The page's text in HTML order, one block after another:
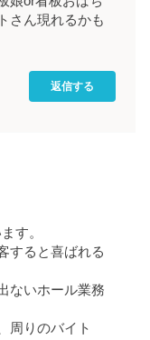
さん現れるかも
返信する
す。
すると喜ばれる
ないホール業務
周りのバイト